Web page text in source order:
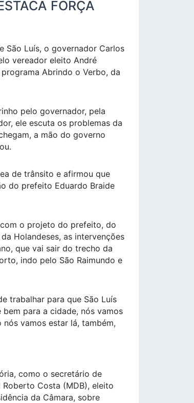
FORÇA
São Luís, o governador Carlos
vereador eleito André
Abrindo o Verbo, da
pelo governador, pela
ele escuta os problemas da
a mão do governo
de trânsito e afirmou que
do prefeito Eduardo Braide
o projeto do prefeito, do
Holandeses, as intervenções
que vai sair do trecho da
indo pelo São Raimundo e
trabalhar para que São Luís
para a cidade, nós vamos
vamos estar lá, também,
como o secretário de
Costa (MDB), eleito
da Câmara, sobre